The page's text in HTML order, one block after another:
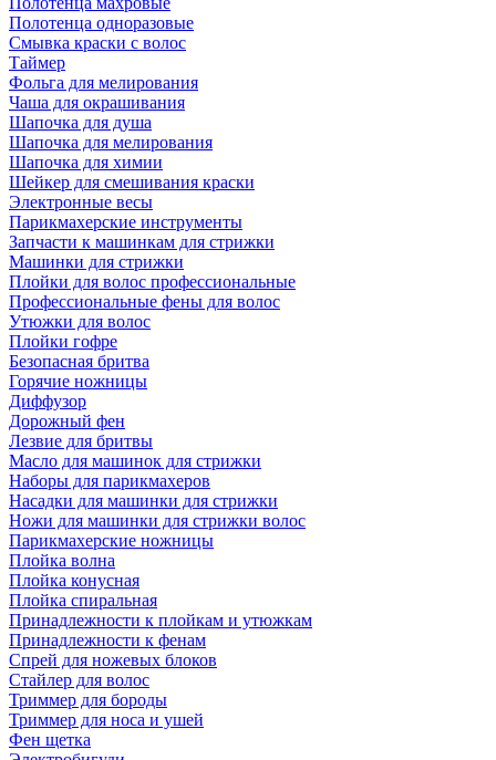
Полотенца одноразовые
Смывка краски с волос
Таймер
Фольга для мелирования
Чаша для окрашивания
Шапочка для душа
Шапочка для мелирования
Шапочка для химии
Шейкер для смешивания краски
Электронные весы
Парикмахерские инструменты
Запчасти к машинкам для стрижки
Машинки для стрижки
Плойки для волос профессиональные
Профессиональные фены для волос
Утюжки для волос
Плойки гофре
Безопасная бритва
Горячие ножницы
Диффузор
Дорожный фен
Лезвие для бритвы
Масло для машинок для стрижки
Наборы для парикмахеров
Насадки для машинки для стрижки
Ножи для машинки для стрижки волос
Парикмахерские ножницы
Плойка волна
Плойка конусная
Плойка спиральная
Принадлежности к плойкам и утюжкам
Принадлежности к фенам
Спрей для ножевых блоков
Стайлер для волос
Триммер для бороды
Триммер для носа и ушей
Фен щетка